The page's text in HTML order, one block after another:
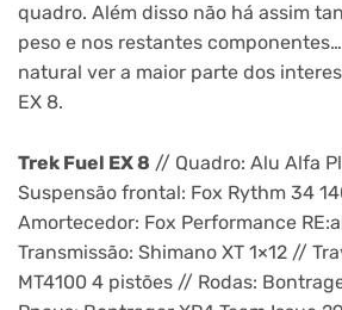
quadro. Além disso não há assim
peso e nos restantes
natural ver a maior parte dos
EX 8.
Trek Fuel EX 8 // Quadro: Alu Alfa
Suspensão frontal: Fox Rythm 34
Amortecedor: Fox Performance
Transmissão: Shimano XT 1×12 //
MT4100 4 pistões // Rodas: